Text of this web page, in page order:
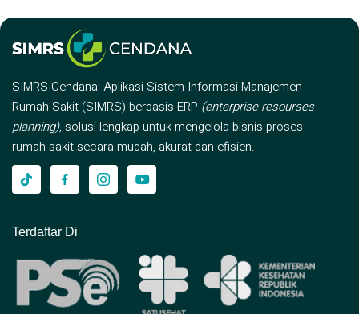
SIMRS Cendana: Aplikasi Sistem Informasi Manajemen
Rumah Sakit (SIMRS) berbasis ERP (enterprise resourses
planning), solusi lengkap untuk mengelola bisnis proses
rumah sakit secara mudah, akurat dan efisien.
Terdaftar Di